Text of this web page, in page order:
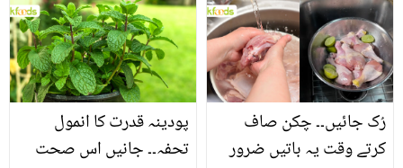
منرلز اور اینٹی آکسیڈنٹس
سے بھرپور اس سبزی کے
فائدے
بنانے کے چند قدرتی طریقے
پودینہ قدرت کا انمول
تحفہ۔۔ جانیں اس صحت
رُک جائیں۔۔ چکن صاف
کرتے وقت یہ باتیں ضرور